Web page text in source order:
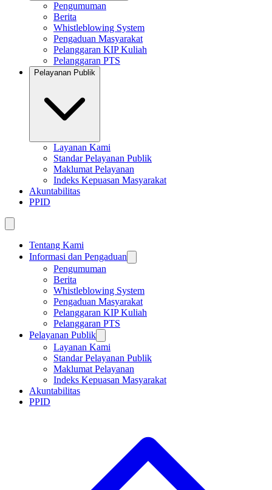
Pengumuman
Berita
Whistleblowing System
Pengaduan Masyarakat
Pelanggaran KIP Kuliah
Pelanggaran PTS
Pelayanan Publik
Layanan Kami
Standar Pelayanan Publik
Maklumat Pelayanan
Indeks Kepuasan Masyarakat
Akuntabilitas
PPID
Tentang Kami
Informasi dan Pengaduan
Pengumuman
Berita
Whistleblowing System
Pengaduan Masyarakat
Pelanggaran KIP Kuliah
Pelanggaran PTS
Pelayanan Publik
Layanan Kami
Standar Pelayanan Publik
Maklumat Pelayanan
Indeks Kepuasan Masyarakat
Akuntabilitas
PPID